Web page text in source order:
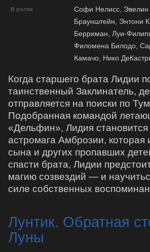
В ролях
Софи Нелисс,
Браунштейн, Энтони
Берриман, Луи-
Филомена Билодо,
Камачо, Нико
Когда старшего брата Лидии
таинственный Заклинатель,
отправляется на поиски по
Подобранная командой
«Дельфин», Лидия
астромага Амброзии, которая
сына и других пропавших
спасти брата, Лидии
магию созвездий — и
силе собственных
Лунтик. Обратная
Луны